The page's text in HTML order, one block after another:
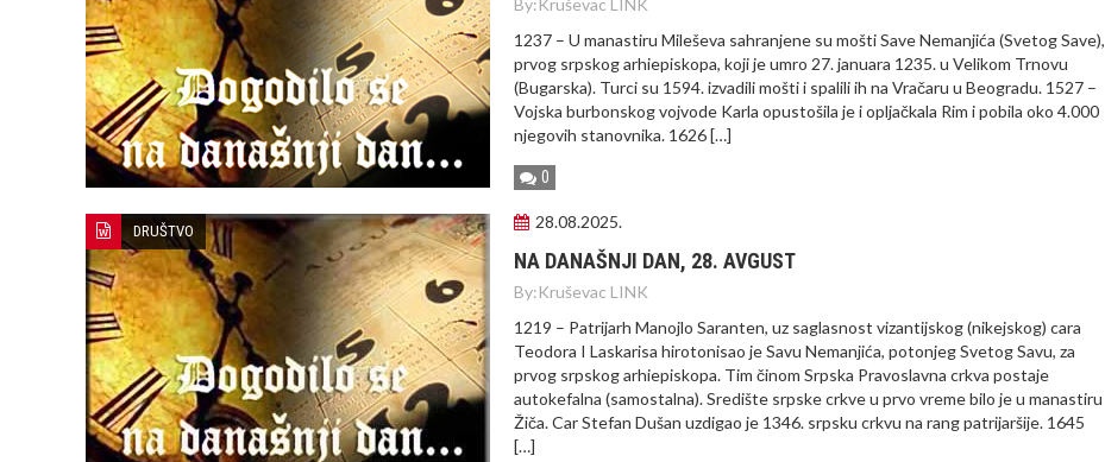
By:Kruševac LINK
1237 – U manastiru Mileševa sahranjene su mošti Save Nemanjića (Svetog Save),
prvog srpskog arhiepiskopa, koji je umro 27. januara 1235. u Velikom Trnovu
(Bugarska). Turci su 1594. izvadili mošti i spalili ih na Vračaru u Beogradu. 1527 –
Vojska burbonskog vojvode Karla opustošila je i opljačkala Rim i pobila oko 4.000
njegovih stanovnika. 1626 […]
0
DRUŠTVO 28.08.2025.
NA DANAŠNJI DAN, 28. AVGUST
By:Kruševac LINK
1219 – Patrijarh Manojlo Saranten, uz saglasnost vizantijskog (nikejskog) cara
Teodora I Laskarisa hirotonisao je Savu Nemanjića, potonjeg Svetog Savu, za
prvog srpskog arhiepiskopa. Tim činom Srpska Pravoslavna crkva postaje
autokefalna (samostalna). Središte srpske crkve u prvo vreme bilo je u manastiru
Žiča. Car Stefan Dušan uzdigao je 1346. srpsku crkvu na rang patrijaršije. 1645
[…]